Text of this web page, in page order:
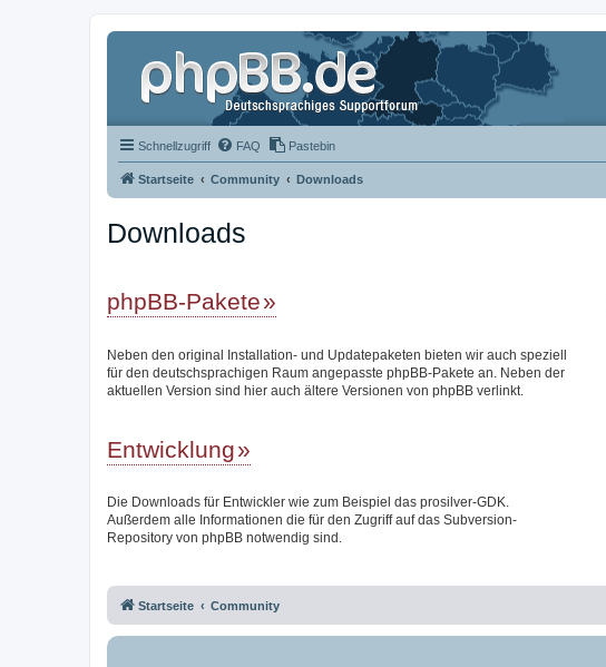
Schnellzugriff FAQ Pastebin
Startseite Community Downloads
Downloads
phpBB-Pakete
Neben den original Installation- und Updatepaketen bieten wir auch speziell
für den deutschsprachigen Raum angepasste phpBB-Pakete an. Neben der
aktuellen Version sind hier auch ältere Versionen von phpBB verlinkt.
Entwicklung
Die Downloads für Entwickler wie zum Beispiel das prosilver-GDK.
Außerdem alle Informationen die für den Zugriff auf das Subversion-
Repository von phpBB notwendig sind.
Startseite Community